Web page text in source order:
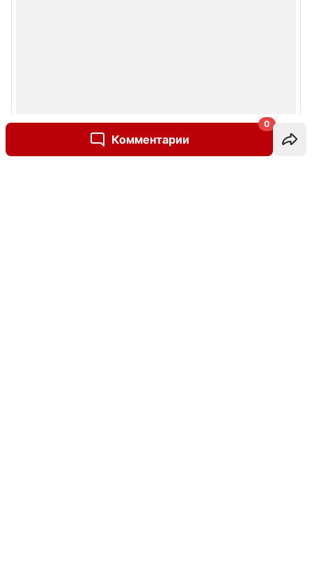
Комментарии
0